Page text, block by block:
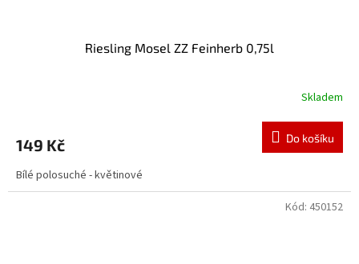
Riesling Mosel ZZ Feinherb 0,75l
Skladem
149 Kč Do košíku
Bílé polosuché - květinové
Kód: 450152